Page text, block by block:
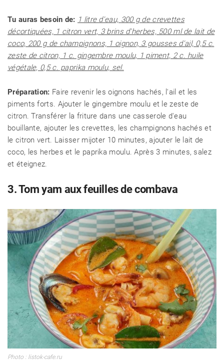
Tu auras besoin de: 1 litre d'eau, 300 g de crevettes
décortiquées, 1 citron vert, 3 brins d'herbes, 500 ml de lait de
coco, 200 g de champignons, 1 oignon, 3 gousses d'ail, 0,5 c.
zeste de citron, 1 c. gingembre moulu, 1 piment, 2 c. huile
végétale, 0,5 c. paprika moulu, sel.
Préparation: Faire revenir les oignons hachés, l'ail et les
piments forts. Ajouter le gingembre moulu et le zeste de
citron. Transférer la friture dans une casserole d'eau
bouillante, ajouter les crevettes, les champignons hachés et
le citron vert. Laisser mijoter 10 minutes, ajouter le lait de
coco, les herbes et le paprika moulu. Après 3 minutes, salez
et éteignez.
3. Tom yam aux feuilles de combava
Photo : listok-cafe.ru
CÉLÉBRITÉS
LA BEAUTÉ
MODE DE VIE
MAISON ET FAMILLE